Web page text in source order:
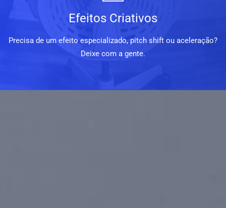
Efeitos Criativos
Precisa de um efeito especializado, pitch shift ou aceleração?
Deixe com a gente.